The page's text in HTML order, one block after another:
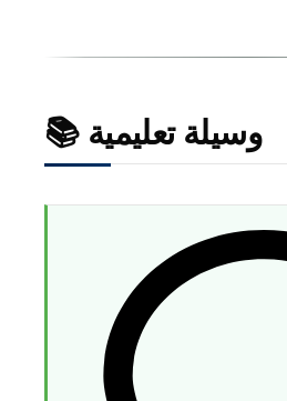
📚 وسيلة تعليمية